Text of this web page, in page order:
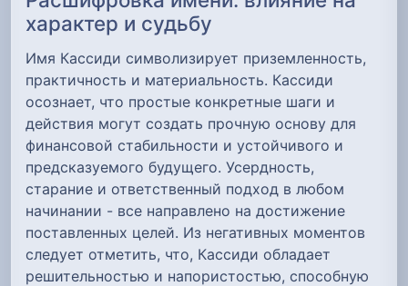
характер и судьбу
Имя Кассиди символизирует приземленность,
практичность и материальность. Кассиди
осознает, что простые конкретные шаги и
действия могут создать прочную основу для
финансовой стабильности и устойчивого и
предсказуемого будущего. Усердность,
старание и ответственный подход в любом
начинании - все направлено на достижение
поставленных целей. Из негативных моментов
следует отметить, что, Кассиди обладает
решительностью и напористостью, способную